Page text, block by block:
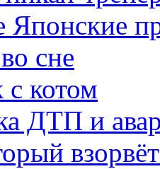
Японские
сне
с котом
ДТП и